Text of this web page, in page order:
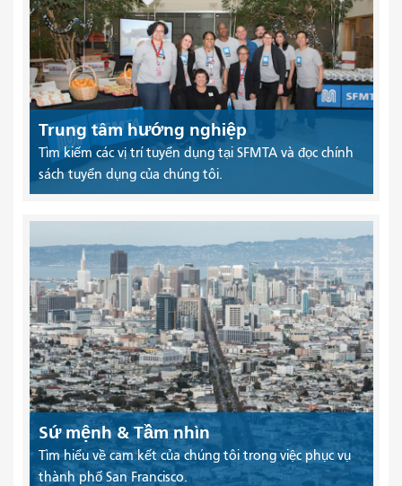
Trung tâm hướng nghiệp
Tìm kiếm các vị trí tuyển dụng tại SFMTA và đọc chính
sách tuyển dụng của chúng tôi.
Sứ mệnh & Tầm nhìn
Tìm hiểu về cam kết của chúng tôi trong việc phục vụ
thành phố San Francisco.